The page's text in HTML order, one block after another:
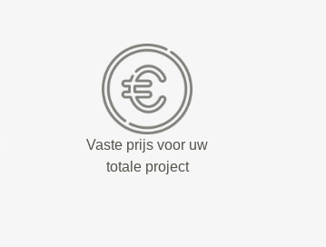
Vaste prijs voor uw
totale project